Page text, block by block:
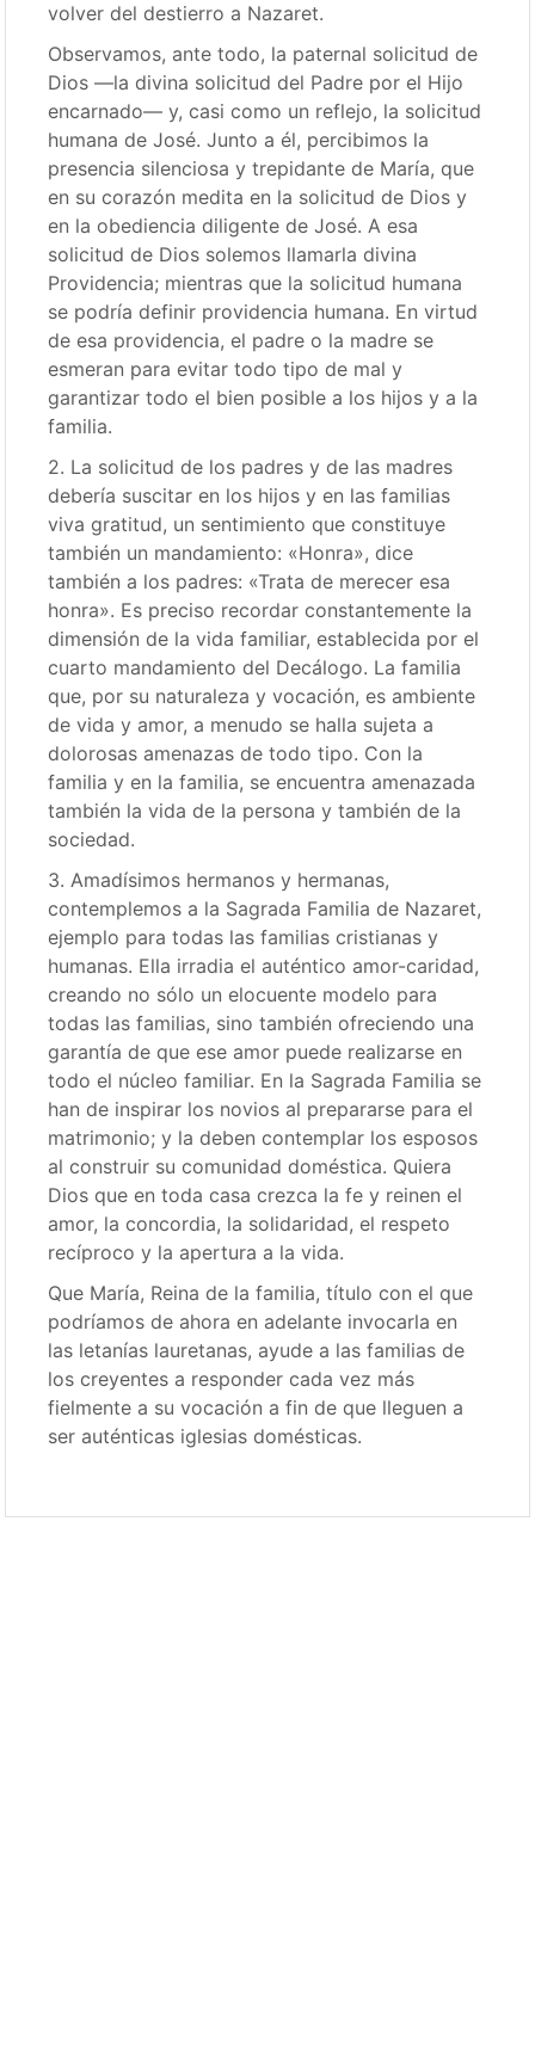
volver del destierro a Nazaret.
Observamos, ante todo, la paternal solicitud de
Dios —la divina solicitud del Padre por el Hijo
encarnado— y, casi como un reflejo, la solicitud
humana de José. Junto a él, percibimos la
presencia silenciosa y trepidante de María, que
en su corazón medita en la solicitud de Dios y
en la obediencia diligente de José. A esa
solicitud de Dios solemos llamarla divina
Providencia; mientras que la solicitud humana
se podría definir providencia humana. En virtud
de esa providencia, el padre o la madre se
esmeran para evitar todo tipo de mal y
garantizar todo el bien posible a los hijos y a la
familia.
2. La solicitud de los padres y de las madres
debería suscitar en los hijos y en las familias
viva gratitud, un sentimiento que constituye
también un mandamiento: «Honra», dice
también a los padres: «Trata de merecer esa
honra». Es preciso recordar constantemente la
dimensión de la vida familiar, establecida por el
cuarto mandamiento del Decálogo. La familia
que, por su naturaleza y vocación, es ambiente
de vida y amor, a menudo se halla sujeta a
dolorosas amenazas de todo tipo. Con la
familia y en la familia, se encuentra amenazada
también la vida de la persona y también de la
sociedad.
3. Amadísimos hermanos y hermanas,
contemplemos a la Sagrada Familia de Nazaret,
ejemplo para todas las familias cristianas y
humanas. Ella irradia el auténtico amor-caridad,
creando no sólo un elocuente modelo para
todas las familias, sino también ofreciendo una
garantía de que ese amor puede realizarse en
todo el núcleo familiar. En la Sagrada Familia se
han de inspirar los novios al prepararse para el
matrimonio; y la deben contemplar los esposos
al construir su comunidad doméstica. Quiera
Dios que en toda casa crezca la fe y reinen el
amor, la concordia, la solidaridad, el respeto
recíproco y la apertura a la vida.
Que María, Reina de la familia, título con el que
podríamos de ahora en adelante invocarla en
las letanías lauretanas, ayude a las familias de
los creyentes a responder cada vez más
fielmente a su vocación a fin de que lleguen a
ser auténticas iglesias domésticas.